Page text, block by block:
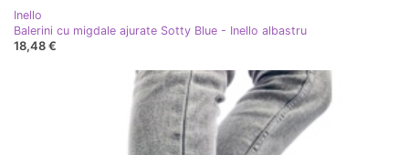
Inello
Balerini cu migdale ajurate Sotty Blue - Inello albastru
18,48 €